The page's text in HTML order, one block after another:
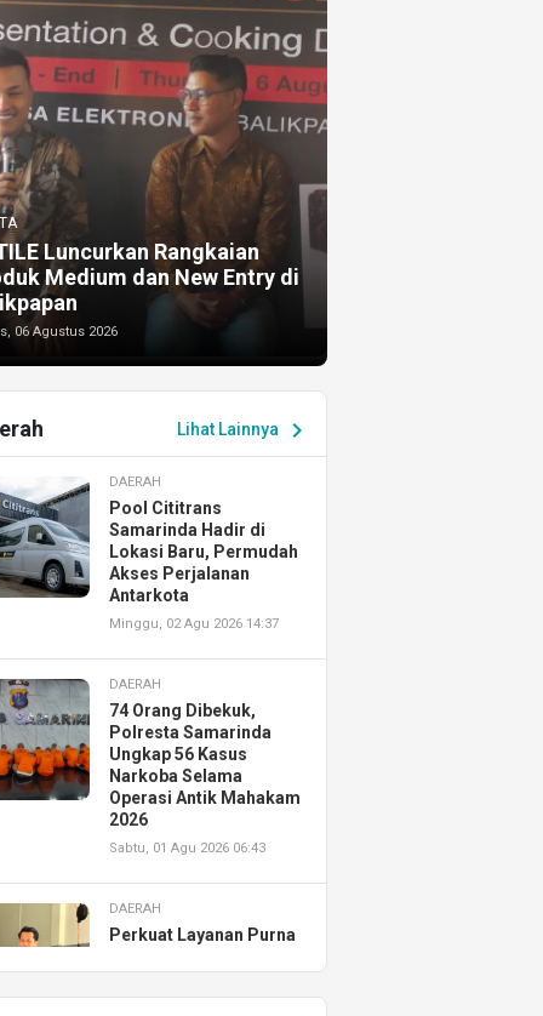
Luncurkan Rangkaian
Medium dan New Entry di
06 Agustus 2026
Lihat Lainnya chevron_right
DAERAH
Pool Cititrans
Samarinda Hadir di
Lokasi Baru, Permudah
Akses Perjalanan
Antarkota
Minggu, 02 Agu 2026 14:37
DAERAH
74 Orang Dibekuk,
Polresta Samarinda
Ungkap 56 Kasus
Narkoba Selama
Operasi Antik Mahakam
2026
Sabtu, 01 Agu 2026 06:43
DAERAH
Perkuat Layanan Purna
Resmikan AHASS